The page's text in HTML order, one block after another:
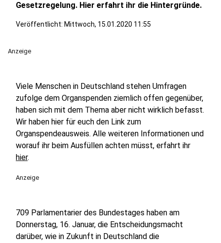
Gesetzregelung. Hier erfahrt ihr die Hintergründe.
Veröffentlicht: Mittwoch, 15.01.2020 11:55
Anzeige
Viele Menschen in Deutschland stehen Umfragen
zufolge dem Organspenden ziemlich offen gegenüber,
haben sich mit dem Thema aber nicht wirklich befasst.
Wir haben hier für euch den Link zum
Organspendeausweis. Alle weiteren Informationen und
worauf ihr beim Ausfüllen achten müsst, erfahrt ihr
hier.
Anzeige
709 Parlamentarier des Bundestages haben am
Donnerstag, 16. Januar, die Entscheidungsmacht
darüber, wie in Zukunft in Deutschland die